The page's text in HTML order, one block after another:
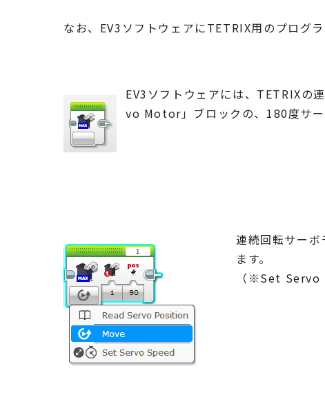
なお、EV3ソフトウェアにTETRIX用のプログ
EV3ソフトウェアには、TETRIXの
vo Motor」ブロックの、180度サー
連続回転サー
ます。
（※Set Servo